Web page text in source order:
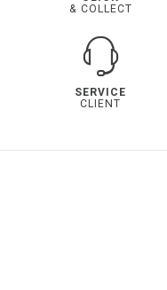
& COLLECT
SERVICE
CLIENT